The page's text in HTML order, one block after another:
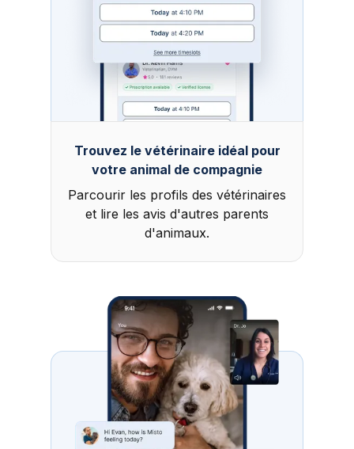
Trouvez le vétérinaire idéal pour
votre animal de compagnie
Parcourir les profils des vétérinaires
et lire les avis d'autres parents
d'animaux.